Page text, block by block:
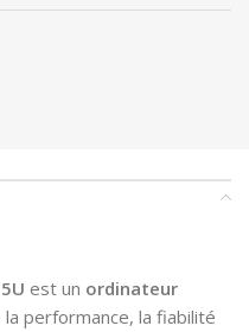
est un ordinateur
performance, la fiabilité